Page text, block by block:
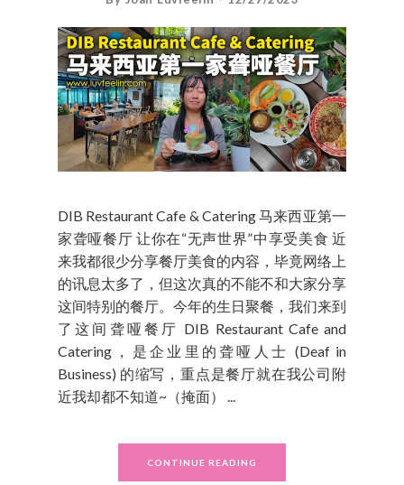
DIB Restaurant Cafe & Catering 马来西亚第一
家聋哑餐厅 让你在“无声世界”中享受美食 近
来我都很少分享餐厅美食的内容，毕竟网络上
的讯息太多了，但这次真的不能不和大家分享
这间特别的餐厅。今年的生日聚餐，我们来到
了这间聋哑餐厅 DIB Restaurant Cafe and
Catering，是企业里的聋哑人士 (Deaf in
Business) 的缩写，重点是餐厅就在我公司附
近我却都不知道~（掩面） ...
CONTINUE READING